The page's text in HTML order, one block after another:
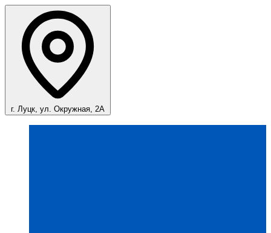
г. Луцк, ул. Окружная, 2А